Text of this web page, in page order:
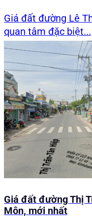
Giá đất đường Lê
quan tâm đặc biệt...
Giá đất đường Thị
Môn, mới nhất